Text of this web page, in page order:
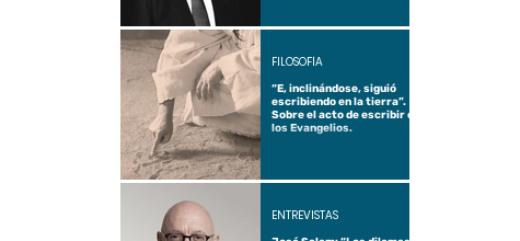
“E, inclinándose, siguió
escribiendo en la tierra”.
Sobre el acto de escribir en
los Evangelios.
FILOSOFÍA
ENTREVISTAS